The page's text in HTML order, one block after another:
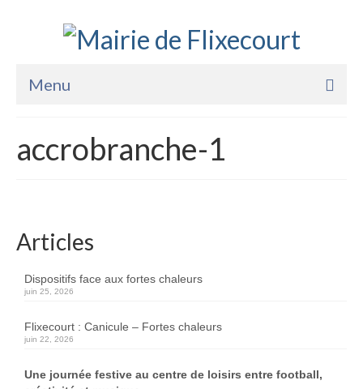
Menu
La Mairie
Sports Loisirs et Culture
accrobranche-1
Articles
Dispositifs face aux fortes chaleurs
juin 25, 2026
Flixecourt : Canicule – Fortes chaleurs
juin 22, 2026
Une journée festive au centre de loisirs entre football,